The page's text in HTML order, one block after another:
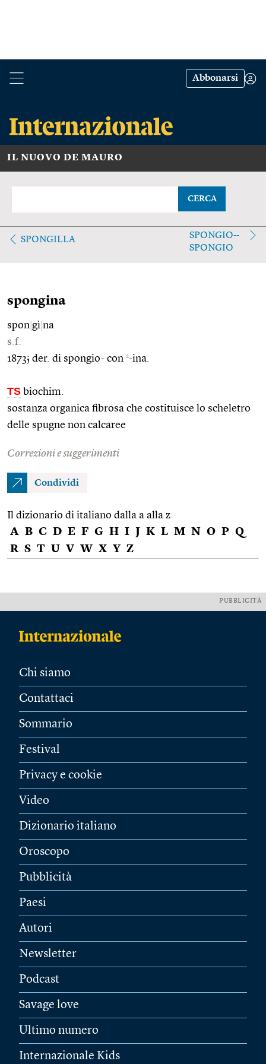
Abbonarsi
IL NUOVO DE MAURO
CERCA
SPONGILLA
SPONGIO--
SPONGIO
spongina
spon gì na
s.f.
1873; der. di spongio- con 2-ina.
TS biochim.
sostanza organica fibrosa che costituisce lo scheletro
delle spugne non calcaree
Correzioni e suggerimenti
Condividi
Il dizionario di italiano dalla a alla z
A B C D E F G H I J K L M N O P Q
R S T U V W X Y Z
PUBBLICITÀ
Chi siamo
Contattaci
Sommario
Festival
Privacy e cookie
Video
Dizionario italiano
Oroscopo
Pubblicità
Paesi
Autori
Newsletter
Podcast
Savage love
Ultimo numero
Internazionale Kids